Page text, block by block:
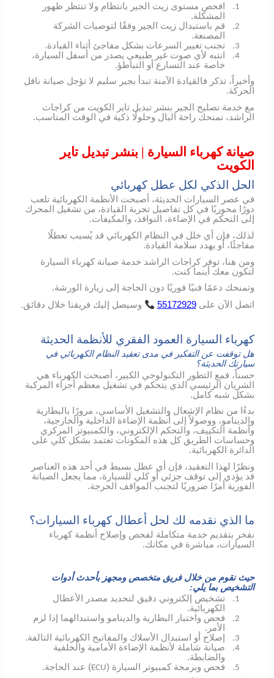
1.
افحص مستوى زيت الجير بانتظام ولا تنتظر ظهور
المشكلة.
2.
قم باستبدال زيت الجير وفقًا لتوصيات الشركة
المصنعة.
3. تجنب تغيير السرعات بشكل مفاجئ أثناء القيادة.
4.
انتبه لأي صوت غير طبيعي يصدر من أسفل السيارة،
خاصة عند التسارع أو التباطؤ.
وأخيراً، تذكر فالقيادة الآمنة تبدأ بجير سليم لا تؤجل صيانة ناقل
الحركة.
مع خدمة تصليح الجير بنشر تبديل تاير الكويت من كراجات
الراشد، نمنحك راحة البال وحلولًا ذكية في الوقت المناسب.
صيانة كهرباء السيارة | بنشر تبديل تاير
الكويت
الحل الذكي لكل عطل كهربائي
في عصر السيارات الحديثة، أصبحت الأنظمة الكهربائية تلعب
دورًا محوريًا في كل تفاصيل تجربة القيادة، من تشغيل المحرك
إلى التحكم في الإضاءة، النوافذ، والمكيفات.
لذلك، فإن أي خلل في النظام الكهربائي قد يُسبب تعطلًا
مفاجئًا، أو يهدد سلامة القيادة.
ومن هنا، توفر كراجات الراشد خدمة صيانة كهرباء السيارة
لتكون معك أينما كنت.
وتمنحك دعمًا فنيًا فوريًا دون الحاجة إلى زيارة الورشة.
اتصل
الآن على 55172929 وسيصل إليك فريقنا خلال دقائق.
كهرباء السيارة العمود الفقري للأنظمة الحديثة
هل توقفت عن التفكير في مدى تعقيد النظام الكهربائي في
سيارتك الحديثة؟
حسناً، فمع التطور التكنولوجي الكبير، أصبحت الكهرباء هي
الشريان الرئيسي الذي يتحكم في تشغيل معظم أجزاء المركبة
بشكل شبه كامل.
بدءًا من نظام الإشعال والتشغيل الأساسي، مرورًا بالبطارية
والدينامو، ووصولاً إلى أنظمة الإضاءة الداخلية والخارجية،
وأنظمة التكييف، والتحكم الإلكتروني، والكمبيوتر المركزي
وحساسات الطريق كل هذه المكونات تعتمد بشكل كلي على
الدائرة الكهربائية.
ونظرًا لهذا التعقيد، فإن أي عطل بسيط في أحد هذه العناصر
قد يؤدي إلى توقف جزئي أو كلي للسيارة، مما يجعل الصيانة
الفورية أمرًا ضروريًا لتجنب المواقف الحرجة.
ما الذي نقدمه لك لحل أعطال كهرباء السيارات؟
نفخر بتقديم خدمة متكاملة لفحص وإصلاح أنظمة كهرباء
السيارات، مباشرة في مكانك.
حيث نقوم من خلال فريق متخصص ومجهز بأحدث أدوات
التشخيص بما يلي:
1.
تشخيص إلكتروني دقيق لتحديد مصدر الأعطال
الكهربائية.
2.
فحص واختبار البطارية والدينامو واستبدالهما إذا لزم
الأمر.
3. إصلاح أو استبدال الأسلاك والمفاتيح الكهربائية التالفة.
4.
صيانة شاملة لأنظمة الإضاءة الأمامية والخلفية
والضابطة.
5. فحص وبرمجة كمبيوتر السيارة (ECU) عند الحاجة.